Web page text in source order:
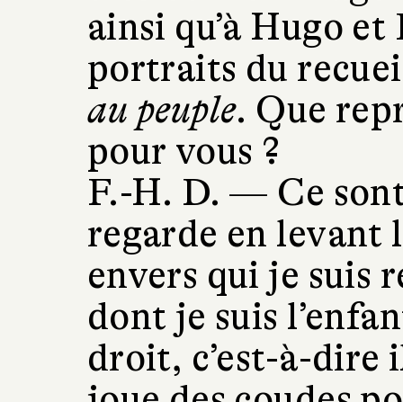
ainsi qu’à Hugo
portraits du
au peuple. Que
pour vous ?
F.-H. D. — Ce
regarde en levant
envers qui je suis
dont je suis
droit, c’est-à-